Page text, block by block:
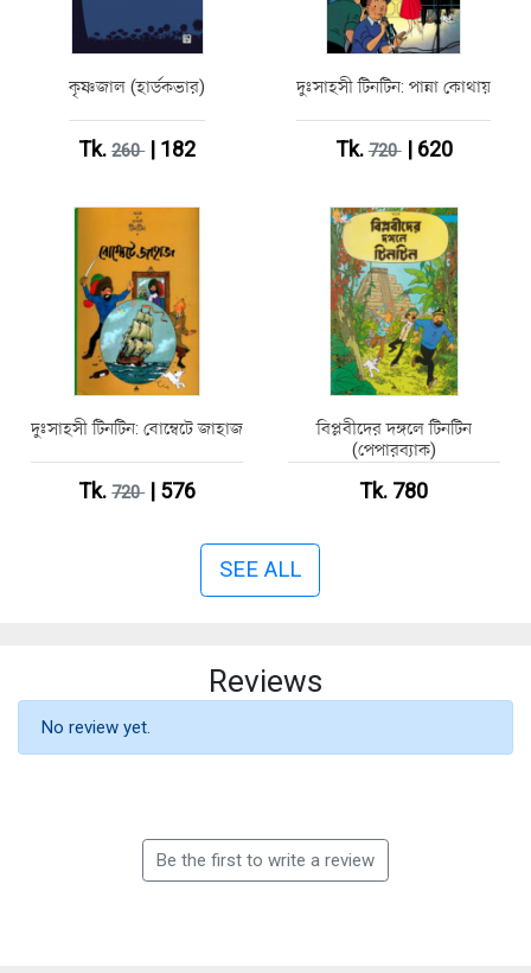
কৃষ্ণজাল (হার্ডকভার)
Tk.260| 182
দুঃসাহসী টিনটিন: পান্না কোথায়
Tk.720| 620
দুঃসাহসী টিনটিন: বোম্বেটে জাহাজ
Tk.720| 576
বিপ্লবীদের দঙ্গলে টিনটিন
(পেপারব্যাক)
Tk. 780
SEE ALL
Reviews
No review yet.
Be the first to write a review